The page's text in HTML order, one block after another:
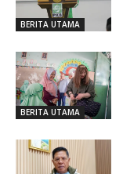
BERITA UTAMA
BERITA UTAMA